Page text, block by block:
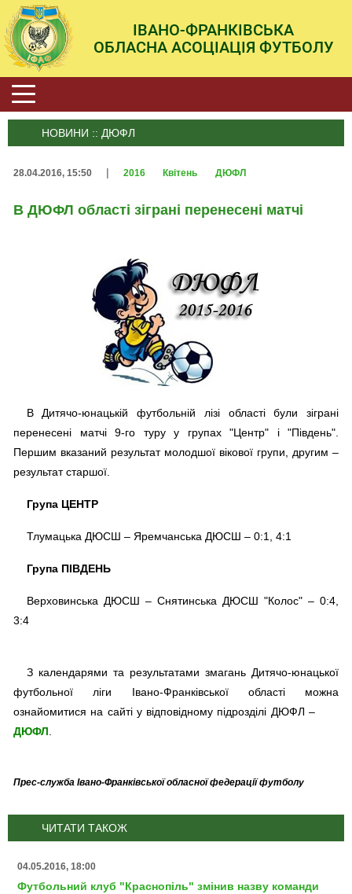
ІВАНО-ФРАНКІВСЬКА
ОБЛАСНА АСОЦІАЦІЯ ФУТБОЛУ
НОВИНИ :: ДЮФЛ
28.04.2016, 15:50 | 2016 Квітень ДЮФЛ
В ДЮФЛ області зіграні перенесені матчі
В Дитячо-юнацькій футбольній лізі області були зіграні
перенесені матчі 9-го туру у групах "Центр" і "Південь".
Першим вказаний результат молодшої вікової групи, другим –
результат старшої.
Група ЦЕНТР
Тлумацька ДЮСШ – Яремчанська ДЮСШ – 0:1, 4:1
Група ПІВДЕНЬ
Верховинська ДЮСШ – Снятинська ДЮСШ "Колос" – 0:4,
3:4
З календарями та результатами змагань Дитячо-юнацької
футбольної ліги Івано-Франківської області можна
ознайомитися на сайті у відповідному підрозділі ДЮФЛ –
ДЮФЛ
Прес-служба Івано-Франківської обласної федерації футболу
ЧИТАТИ ТАКОЖ
04.05.2016, 18:00
Футбольний клуб "Краснопіль" змінив назву команди